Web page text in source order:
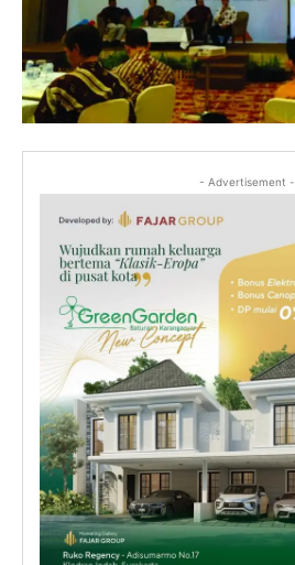
- Advertisement -